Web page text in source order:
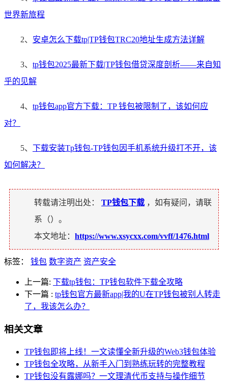
世界新旅程
2、 安卓怎么下载tp|TP钱包TRC20地址生成方法详解
3、 tp钱包2025最新下载|TP钱包借贷深度剖析——来自知
乎的见解
4、 tp钱包app官方下载：TP 钱包被限制了，该如何应
对？
5、 下载安装Tp钱包-TP钱包因手机系统升级打不开，该
如何解决？
转载请注明出处： TP钱包下载 ，如有疑问，请联
系（）。
本文地址： https://www.xsycxx.com/vvff/1476.html
标签： 钱包 数字资产 资产安全
上一篇: 下载tp钱包：TP钱包软件下载全攻略
下一篇 : tp钱包官方最新app|我的U在TP钱包被别人转走
了，我该怎么办？
相关文章
TP钱包即将上线！一文读懂全新升级的Web3钱包体验
TP钱包全攻略，从新手入门到熟练玩转的完整教程
TP钱包没有露娜吗？一文理清代币支持与操作细节